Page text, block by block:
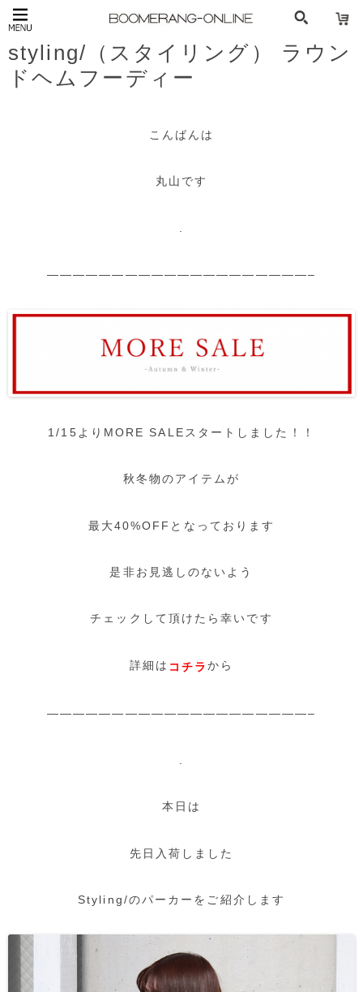
styling/（スタイリング） ラウン
ドヘムフーディー
こんばんは
丸山です
————————————————————–
1/15よりMORE SALEスタートしました！！
秋冬物のアイテムが
最大40%OFFとなっております
是非お見逃しのないよう
チェックして頂けたら幸いです
詳細は コチラから
————————————————————–
本日は
先日入荷しました
Styling/のパーカーをご紹介します